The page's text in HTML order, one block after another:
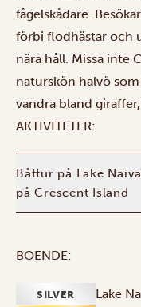
fågelskådare.
förbi flodhästar och
nära håll. Missa inte
naturskön halvö
vandra bland
AKTIVITETER:
Båttur på Lake
på Crescent Island
BOENDE:
SILVER Lake